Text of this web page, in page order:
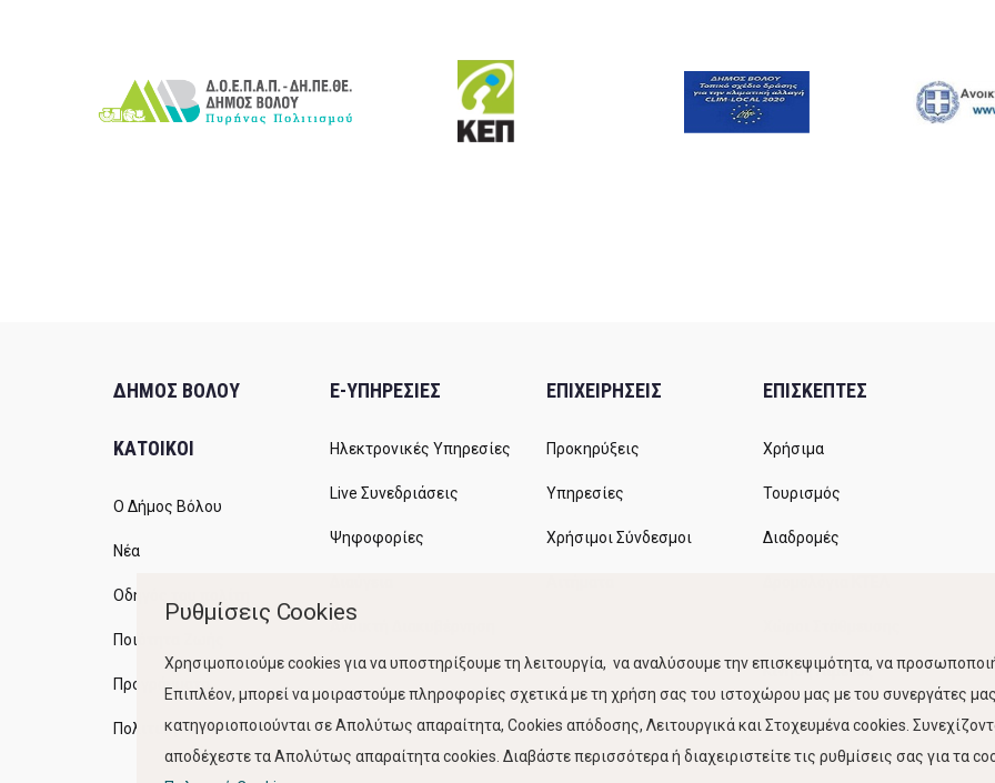
ΔΗΜΟΣ ΒΟΛΟΥ
ΚΑΤΟΙΚΟΙ
Ο Δήμος Βόλου
Νέα
Οδηγός του πολίτη
Ποιότητα Ζωής
Προγράμματα
Πολιτική Ποιότητας
E-ΥΠΗΡΕΣΙΕΣ
Ηλεκτρονικές Υπηρεσίες
Live Συνεδριάσεις
Ψηφοφορίες
ΕΠΙΧΕΙΡΗΣΕΙΣ
Προκηρύξεις
Υπηρεσίες
Χρήσιμοι Σύνδεσμοι
ΕΠΙΣΚΕΠΤΕΣ
Χρήσιμα
Τουρισμός
Διαδρομές
Κίνηση Λιμένος
Ρυθμίσεις Cookies
Χρησιμοποιούμε cookies για να υποστηρίξουμε τη λειτουργία, να αναλύσουμε την επισκεψιμότητα, να
Επιπλέον, μπορεί να μοιραστούμε πληροφορίες σχετικά με τη χρήση σας του ιστοχώρου μας με του συνεργάτες
κατηγοριοποιούνται σε Απολύτως απαραίτητα, Cookies απόδοσης, Λειτουργικά και Στοχευμένα cookies.
αποδέχεστε τα Απολύτως απαραίτητα cookies. Διαβάστε περισσότερα ή διαχειριστείτε τις ρυθμίσεις σας για τα